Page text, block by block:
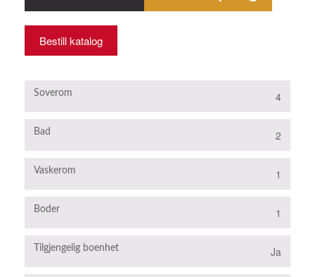
Bestill katalog
Soverom 4
Bad 2
Vaskerom 1
Boder 1
Tilgjengelig boenhet Ja